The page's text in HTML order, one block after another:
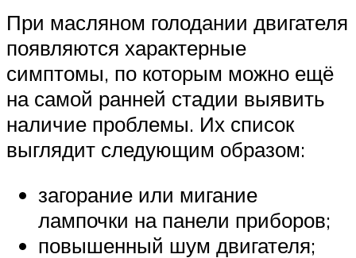
При масляном голодании двигателя
появляются характерные
симптомы, по которым можно ещё
на самой ранней стадии выявить
наличие проблемы. Их список
выглядит следующим образом:
загорание или мигание
лампочки на панели приборов;
повышенный шум двигателя;